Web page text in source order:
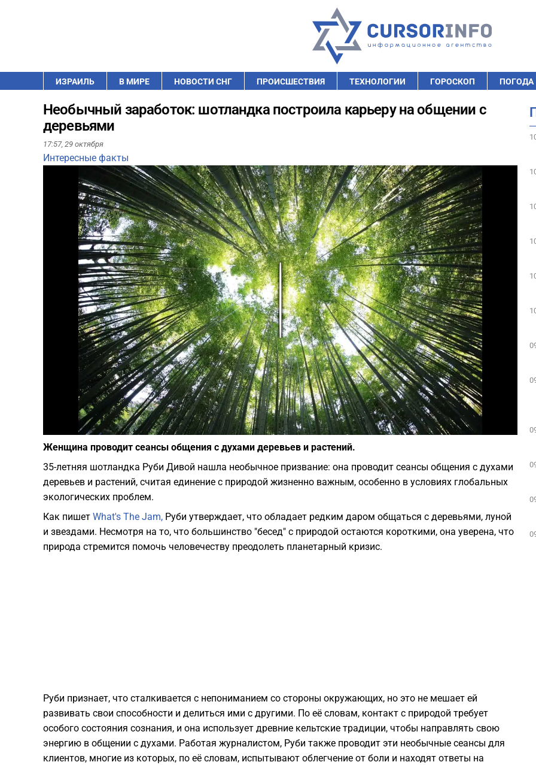
ИЗРАИЛЬ В МИРЕ НОВОСТИ СНГ ПРОИСШЕСТВИЯ ТЕХНОЛОГИИ ГОРОСКОП ПОГОДА
Необычный заработок: шотландка построила карьеру на общении с
деревьями
17:57, 29 октября
Интересные факты
Play
Фото: Unsplash
Женщина проводит сеансы общения с духами деревьев и растений.
35-летняя шотландка Руби Дивой нашла необычное призвание: она проводит сеансы общения с духами
деревьев и растений, считая единение с природой жизненно важным, особенно в условиях глобальных
экологических проблем.
Как пишет What's The Jam, Руби утверждает, что обладает редким даром общаться с деревьями, луной
и звездами. Несмотря на то, что большинство "бесед" с природой остаются короткими, она уверена, что
природа стремится помочь человечеству преодолеть планетарный кризис.
Руби признает, что сталкивается с непониманием со стороны окружающих, но это не мешает ей
развивать свои способности и делиться ими с другими. По её словам, контакт с природой требует
особого состояния сознания, и она использует древние кельтские традиции, чтобы направлять свою
энергию в общении с духами. Работая журналистом, Руби также проводит эти необычные сеансы для
клиентов, многие из которых, по её словам, испытывают облегчение от боли и находят ответы на